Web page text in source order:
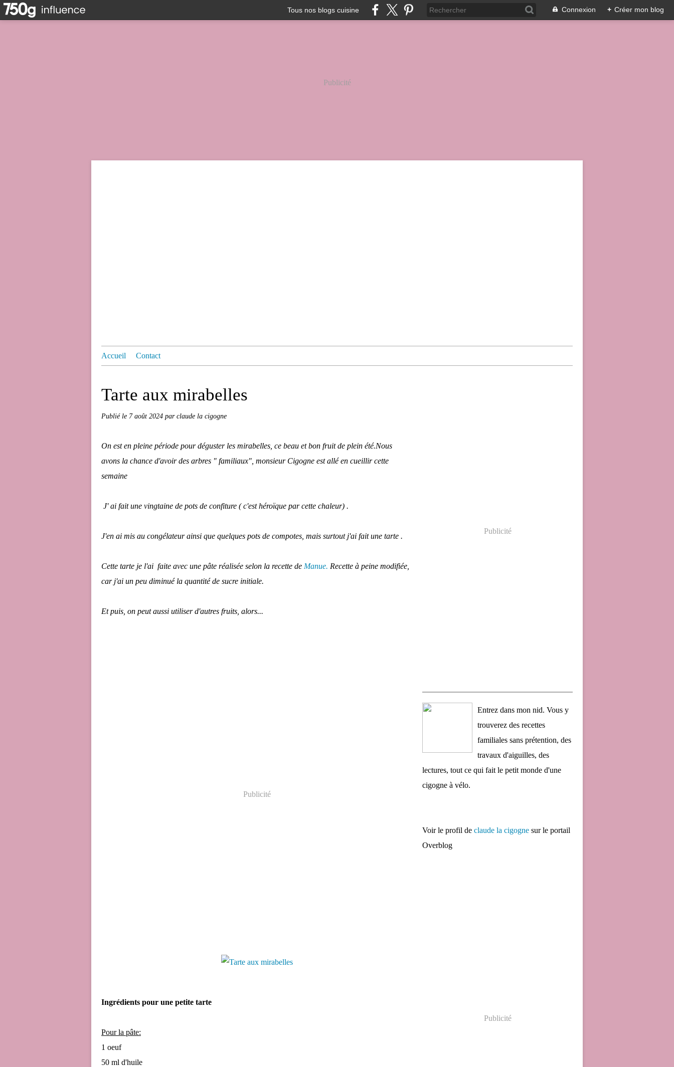
Tous nos blogs cuisine Connexion + Créer mon blog
Publicité
Accueil Contact
Tarte aux mirabelles
Publié le 7 août 2024 par claude la cigogne
On est en pleine période pour déguster les mirabelles, ce beau et bon fruit de plein été.Nous
avons la chance d'avoir des arbres " familiaux", monsieur Cigogne est allé en cueillir cette
semaine
J' ai fait une vingtaine de pots de confiture ( c'est héroïque par cette chaleur) .
J'en ai mis au congélateur ainsi que quelques pots de compotes, mais surtout j'ai fait une tarte .
Cette tarte je l'ai faite avec une pâte réalisée selon la recette de Manue. Recette à peine modifiée,
car j'ai un peu diminué la quantité de sucre initiale.
Et puis, on peut aussi utiliser d'autres fruits, alors...
Publicité
Ingrédients pour une petite tarte
Pour la pâte:
1 oeuf
50 ml d'huile
Publicité
Entrez dans mon nid. Vous y
trouverez des recettes
familiales sans prétention, des
travaux d'aiguilles, des
lectures, tout ce qui fait le petit monde d'une
cigogne à vélo.
Voir le profil de claude la cigogne sur le portail
Overblog
Publicité